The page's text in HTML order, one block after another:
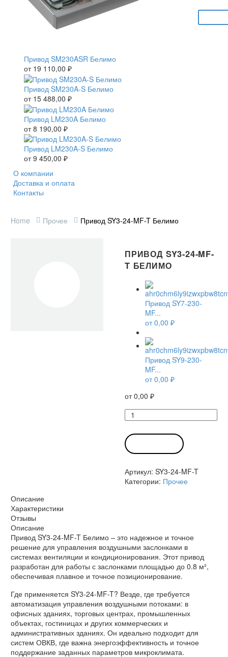
Привод SM230ASR Белимо
от 19 110,00 ₽
Привод SM230A-S Белимо
от 15 488,00 ₽
Привод LM230A Белимо
от8 190,00 ₽
Привод LM230A-S Белимо
от9 450,00 ₽
О компании
Доставка и оплата
Контакты
Home Прочее Привод SY3-24-MF-T Белимо
ПРИВОД SY3-24-MF-
T БЕЛИМО
Привод SY7-230-
MF...
от0,00 ₽
Привод SY9-230-
MF...
от0,00 ₽
от0,00 ₽
Количество
товара
Привод
SY3-
24-
T
Белимо
Артикул: SY3-24-MF-T
Категории: Прочее
Описание
Характеристики
Отзывы
Описание
Привод SY3-24-MF-T Белимо – это надежное и точное
решение для управления воздушными заслонками в
системах вентиляции и кондиционирования. Этот привод
разработан для работы с заслонками площадью до 0.8 м²,
обеспечивая плавное и точное позиционирование.
Где применяется SY3-24-MF-T? Везде, где требуется
автоматизация управления воздушными потоками: в
офисных зданиях, торговых центрах, промышленных
объектах, гостиницах и других коммерческих и
административных зданиях. Он идеально подходит для
систем ОВКВ, где важна энергоэффективность и точное
поддержание заданных параметров микроклимата.